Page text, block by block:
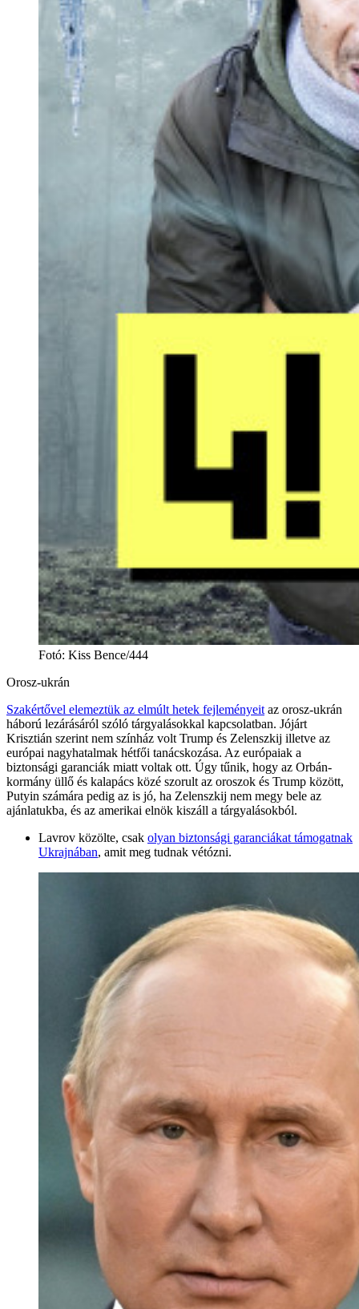
Fotó: Kiss Bence/444
Orosz-ukrán
Szakértővel elemeztük az elmúlt hetek fejleményeit az orosz-ukrán
háború lezárásáról szóló tárgyalásokkal kapcsolatban. Jójárt
Krisztián szerint nem színház volt Trump és Zelenszkij illetve az
európai nagyhatalmak hétfői tanácskozása. Az európaiak a
biztonsági garanciák miatt voltak ott. Úgy tűnik, hogy az Orbán-
kormány üllő és kalapács közé szorult az oroszok és Trump között,
Putyin számára pedig az is jó, ha Zelenszkij nem megy bele az
ajánlatukba, és az amerikai elnök kiszáll a tárgyalásokból.
Lavrov közölte, csak olyan biztonsági garanciákat támogatnak
Ukrajnában, amit meg tudnak vétózni.